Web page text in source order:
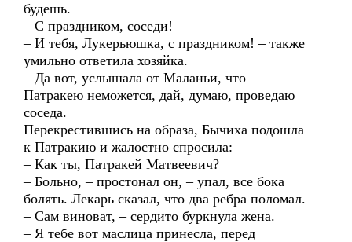
будешь.
– С праздником, соседи!
– И тебя, Лукерьюшка, с праздником! – также
умильно ответила хозяйка.
– Да вот, услышала от Маланьи, что
Патракею неможется, дай, думаю, проведаю
соседа.
Перекрестившись на образа, Бычиха подошла
к Патракию и жалостно спросила:
– Как ты, Патракей Матвеевич?
– Больно, – простонал он, – упал, все бока
болять. Лекарь сказал, что два ребра поломал.
– Сам виноват, – сердито буркнула жена.
– Я тебе вот маслица принесла, перед